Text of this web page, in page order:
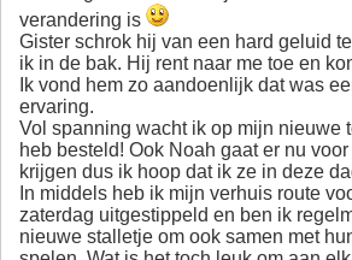
verandering is
Gister schrok hij van een hard geluid
ik in de bak. Hij rent naar me toe en
Ik vond hem zo aandoenlijk dat was
ervaring.
Vol spanning wacht ik op mijn nieuwe
heb besteld! Ook Noah gaat er nu
krijgen dus ik hoop dat ik ze in deze
In middels heb ik mijn verhuis route
zaterdag uitgestippeld en ben ik
nieuwe stalletje om ook samen met